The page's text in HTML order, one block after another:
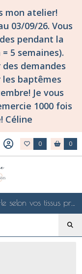
mon atelier!
03/09/26. Vous
pendant la
5 semaines).
demandes
baptêmes
Je vous
1000 fois
Céline
0 0
Choisissez un modèle et personnalisez-le selon vos tissus préférés de mes collections en ligne, je le confectionnerai selon vos souhaits